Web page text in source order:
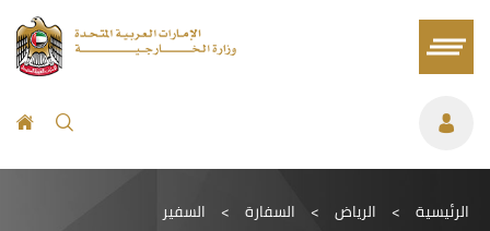
الرئيسية > الرياض > السفارة > السفير